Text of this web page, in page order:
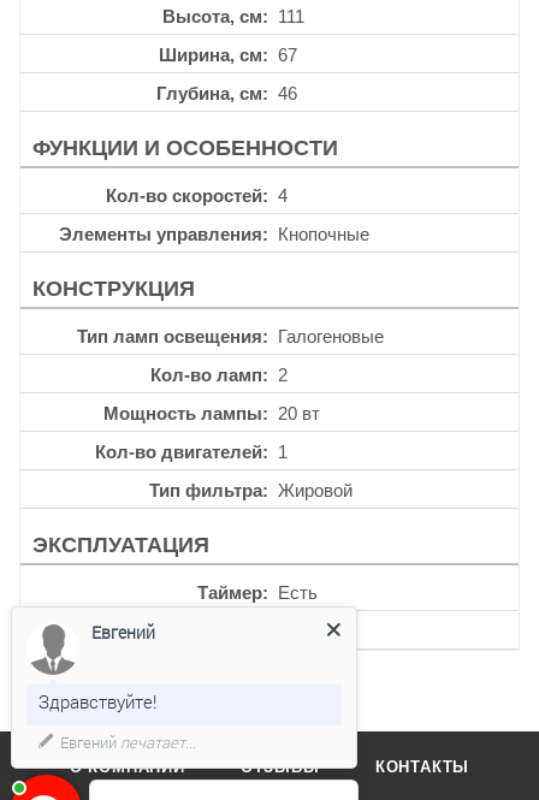
Высота, см
111
Ширина, см
67
Глубина, см
46
ФУНКЦИИ И ОСОБЕННОСТИ
Кол-во скоростей
4
Элементы управления
Кнопочные
КОНСТРУКЦИЯ
Тип ламп освещения
Галогеновые
Кол-во ламп
2
Мощность лампы
20 вт
Кол-во двигателей
1
Тип фильтра
Жировой
ЭКСПЛУАТАЦИЯ
Таймер
Есть
Уровень шума
О КОМПАНИИ ОТЗЫВЫ КОНТАКТЫ
Евгений
Здравствуйте!
Евгенийпечатает...